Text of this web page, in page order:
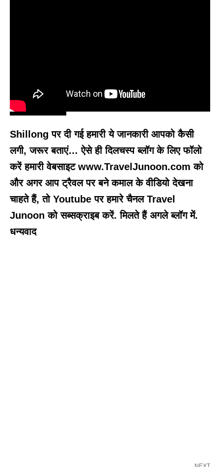
Shillong पर दी गई हमारी ये जानकारी आपको कैसी
लगी, जरूर बताएं… ऐसे ही दिलचस्प ब्लॉग के लिए फॉलो
करें हमारी वेबसाइट www.TravelJunoon.com को
और अगर आप ट्रैवल पर बने कमाल के वीडियो देखना
चाहते हैं, तो Youtube पर हमारे चैनल Travel
Junoon को सब्सक्राइब करें. मिलते हैं अगले ब्लॉग में.
धन्यवाद